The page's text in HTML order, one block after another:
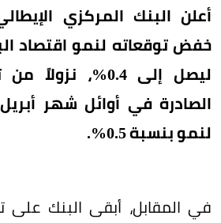
أعلن البنك المركزي
ليصل إلى 0.4%،
الصادرة في أوائل شهر
لنمو بنسبة 0.5%.
في المقابل، أبقى البنك على